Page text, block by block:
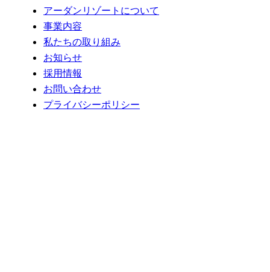
アーダンリゾートについて
事業内容
私たちの取り組み
お知らせ
採用情報
お問い合わせ
プライバシーポリシー